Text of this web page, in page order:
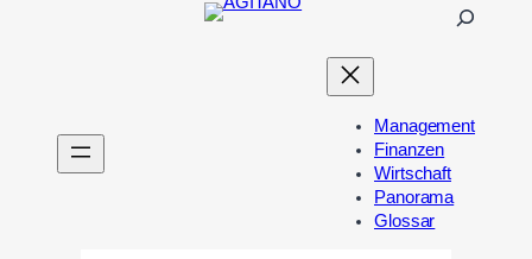
n
Management
Finanzen
Wirtschaft
Panorama
Glossar